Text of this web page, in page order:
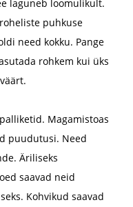
laguneb loomulikult.
puhkuse
need kokku. Pange
rohkem kui üks
Magamistoas
puudutusi. Need
Äriliseks
saavad neid
Kohvikud saavad